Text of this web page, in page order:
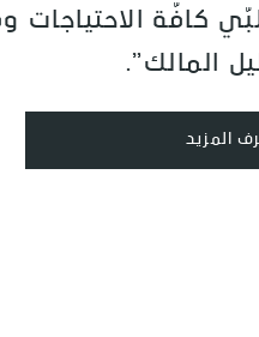
كافّة الاحتياجات
المالك”.
المزيد